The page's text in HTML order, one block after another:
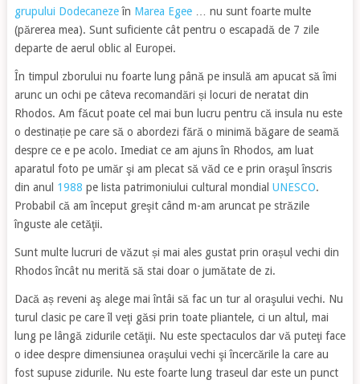
grupului Dodecanezeîn Marea Egee… nu sunt foarte multe
(părerea mea). Sunt suficiente cât pentru o escapadă de 7 zile
departe de aerul oblic al Europei.
În timpul zborului nu foarte lung până pe insulă am apucat să îmi
arunc un ochi pe câteva recomandări și locuri de neratat din
Rhodos. Am făcut poate cel mai bun lucru pentru că insula nu este
o destinație pe care să o abordezi fără o minimă băgare de seamă
despre ce e pe acolo. Imediat ce am ajuns în Rhodos, am luat
aparatul foto pe umăr şi am plecat să văd ce e prin oraşul înscris
din anul 1988 pe lista patrimoniului cultural mondial UNESCO.
Probabil că am început greşit când m-am aruncat pe străzile
înguste ale cetăţii.
Sunt multe lucruri de văzut și mai ales gustat prin orașul vechi din
Rhodos încât nu merită să stai doar o jumătate de zi.
Dacă aș reveni aş alege mai întâi să fac un tur al oraşului vechi. Nu
turul clasic pe care îl veţi găsi prin toate pliantele, ci un altul, mai
lung pe lângă zidurile cetăţii. Nu este spectaculos dar vă puteţi face
o idee despre dimensiunea oraşului vechi şi încercările la care au
fost supuse zidurile. Nu este foarte lung traseul dar este un punct